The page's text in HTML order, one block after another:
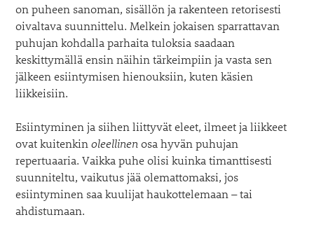
on puheen sanoman, sisällön ja rakenteen retorisesti
oivaltava suunnittelu. Melkein jokaisen sparrattavan
puhujan kohdalla parhaita tuloksia saadaan
keskittymällä ensin näihin tärkeimpiin ja vasta sen
jälkeen esiintymisen hienouksiin, kuten käsien
liikkeisiin.
Esiintyminen ja siihen liittyvät eleet, ilmeet ja liikkeet
ovat kuitenkinoleellinenosa hyvän puhujan
repertuaaria. Vaikka puhe olisi kuinka timanttisesti
suunniteltu, vaikutus jää olemattomaksi, jos
esiintyminen saa kuulijat haukottelemaan – tai
ahdistumaan.